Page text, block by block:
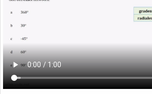
Mavo4: Hoofdstuk 6: Vlakke figuren
Mavo4: Hoofdstuk 7: Verbanden
Mavo4: Hoofdstuk 8: Ruimtemeetkunde
Havo
6. Driehoek van Pascal
7. Fibonacci
8. Het getal nul
9. Het getal van Euler
Youtube
Toppers
Over deze site
Promotie